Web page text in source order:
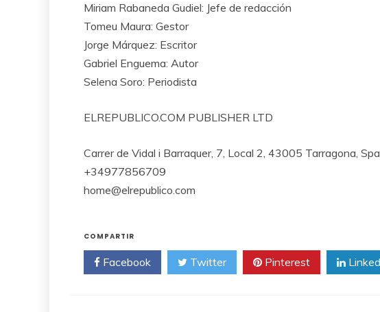
Miriam Rabaneda Gudiel: Jefe de redacción
Tomeu Maura: Gestor
Jorge Márquez: Escritor
Gabriel Enguema: Autor
Selena Soro: Periodista
ELREPUBLICO.COM PUBLISHER LTD
Carrer de Vidal i Barraquer, 7, Local 2, 43005 Tarragona,
+34977856709
home@elrepublico.com
COMPARTIR
Facebook Twitter Pinterest